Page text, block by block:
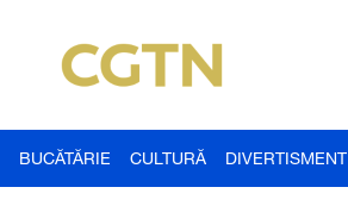
BUCĂTĂRIE CULTURĂ DIVERTISMENT